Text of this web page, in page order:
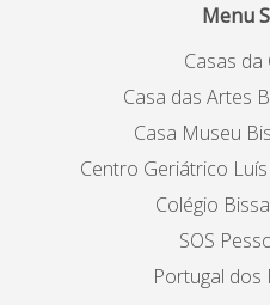
Menu
Casas da
Casa das Artes
Casa Museu
Centro Geriátrico
Colégio
SOS
Portugal dos